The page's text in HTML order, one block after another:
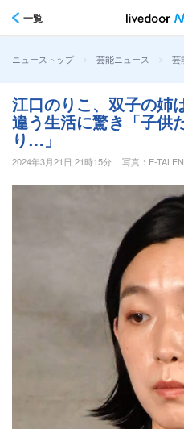
一覧
ニューストップ > 芸能ニュース > 芸
江口のりこ、双子の姉
違う生活に驚き「子供
り…」
2024年3月21日 21時15分
写真：E-